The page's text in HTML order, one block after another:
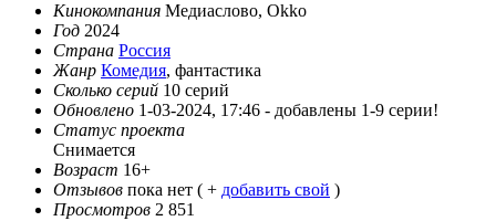
Кинокомпания Медиаслово, Okko
Год 2024
Страна Россия
Жанр Комедия, фантастика
Сколько серий 10 серий
Обновлено 1-03-2024, 17:46 - добавлены 1-9 серии!
Статус проекта
Снимается
Возраст 16+
Отзывов пока нет ( + добавить свой )
Просмотров 2 851